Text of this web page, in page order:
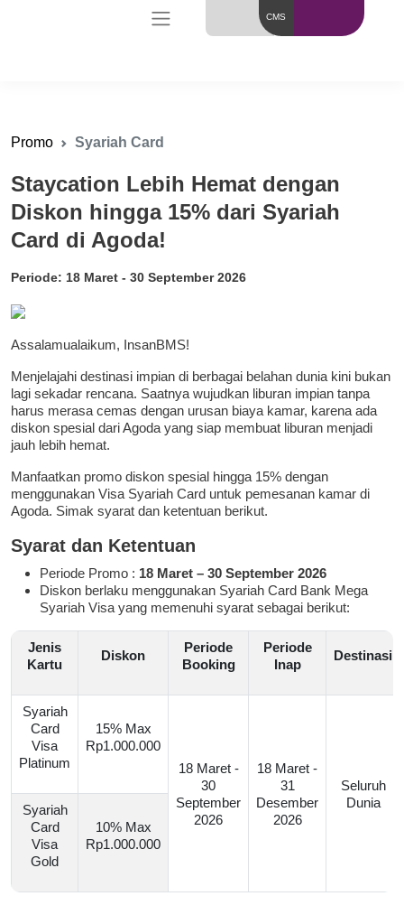
CMS
Promo Syariah Card
Staycation Lebih Hemat dengan
Diskon hingga 15% dari Syariah
Card di Agoda!
Periode: 18 Maret - 30 September 2026
Assalamualaikum, InsanBMS!
Menjelajahi destinasi impian di berbagai belahan dunia kini bukan
lagi sekadar rencana. Saatnya wujudkan liburan impian tanpa
harus merasa cemas dengan urusan biaya kamar, karena ada
diskon spesial dari Agoda yang siap membuat liburan menjadi
jauh lebih hemat.
Manfaatkan promo diskon spesial hingga 15% dengan
menggunakan Visa Syariah Card untuk pemesanan kamar di
Agoda. Simak syarat dan ketentuan berikut.
Syarat dan Ketentuan
Periode Promo : 18 Maret – 30 September 2026
Diskon berlaku menggunakan Syariah Card Bank Mega
Syariah Visa yang memenuhi syarat sebagai berikut:
Jenis
Kartu
Diskon
Periode
Booking
Periode
Inap
Destinasi
Syariah
Card
Visa
Platinum
15% Max
Rp1.000.000
18 Maret -
30
September
2026
18 Maret -
31
Desember
2026
Seluruh
Dunia
Syariah
Card
Visa
Gold
10% Max
Rp1.000.000